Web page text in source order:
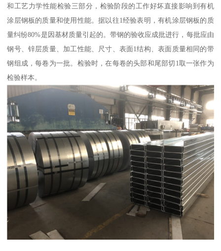
和工艺力学性能检验三部分，检验阶段的工作好坏直接影响到有机
涂层钢板的质量和使用性能。据以往1经验表明，有机涂层钢板的质
量纠纷80%是因基材质量引起的。带钢的验收应成批进行，每批应由
钢号、锌层质量、加工性能、尺寸、表面1结构、表面质量相同的带
钢组成，每卷为一批。检验时，在每卷的头部和尾部切1取一张作为
检验样本。